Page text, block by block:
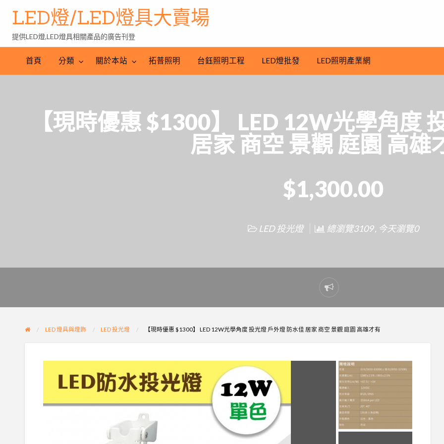
LED
批
LED
照
產
LED燈/LED燈具大賣場
提供LED燈,LED燈具相關產品的廣告刊登
首頁 分類 關於本站 拓普照明 台鈺照明工程 LED燈批發 LED照明產業網
【現時優惠 $1300】 LED 12W光學角度
居家 商空 景觀 庭園 高雄
$1,300.00
LED 投光燈 總瀏覽3109 , 今天瀏覽0
Report
problem
LED 燈具與燈飾 LED 投光燈 【現時優惠 $1300】 LED 12W光學角度 投光燈 戶外燈 防水佳 居家 商空 景觀 庭園 高雄才有